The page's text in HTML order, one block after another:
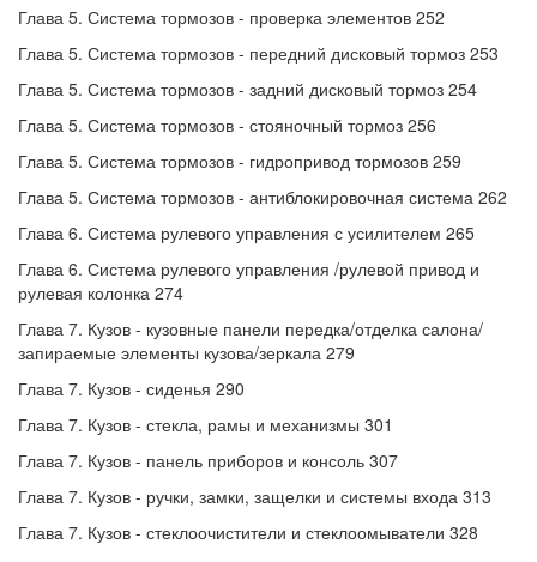
Глава 5. Система тормозов - проверка элементов 252
Глава 5. Система тормозов - передний дисковый тормоз 253
Глава 5. Система тормозов - задний дисковый тормоз 254
Глава 5. Система тормозов - стояночный тормоз 256
Глава 5. Система тормозов - гидропривод тормозов 259
Глава 5. Система тормозов - антиблокировочная система 262
Глава 6. Система рулевого управления с усилителем 265
Глава 6. Система рулевого управления /рулевой привод и
рулевая колонка 274
Глава 7. Кузов - кузовные панели передка/отделка салона/
запираемые элементы кузова/зеркала 279
Глава 7. Кузов - сиденья 290
Глава 7. Кузов - стекла, рамы и механизмы 301
Глава 7. Кузов - панель приборов и консоль 307
Глава 7. Кузов - ручки, замки, защелки и системы входа 313
Глава 7. Кузов - стеклоочистители и стеклоомыватели 328